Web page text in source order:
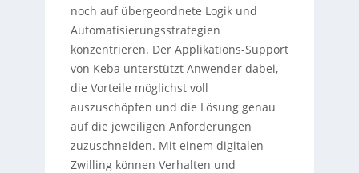
noch auf übergeordnete Logik und
Automatisierungsstrategien
konzentrieren. Der Applikations-Support
von Keba unterstützt Anwender dabei,
die Vorteile möglichst voll
auszuschöpfen und die Lösung genau
auf die jeweiligen Anforderungen
zuzuschneiden. Mit einem digitalen
Zwilling können Verhalten und